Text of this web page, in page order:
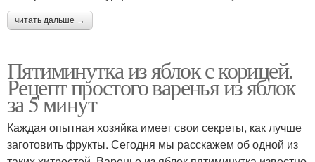
читать дальше →
Пятиминутка из яблок с корицей.
Рецепт простого варенья из яблок
за 5 минут
Каждая опытная хозяйка имеет свои секреты, как лучше
заготовить фрукты. Сегодня мы расскажем об одной из